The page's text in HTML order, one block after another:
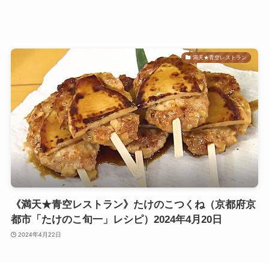
満天★青空レストラン
《満天★青空レストラン》たけのこつくね（京都府京
都市「たけのこ旬一」レシピ）2024年4月20日
2024年4月22日